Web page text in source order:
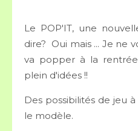
Le POP'IT, une
dire? Oui mais ... Je ne
va popper à la
plein d'idées !!
Des possibilités de jeu
le modèle.